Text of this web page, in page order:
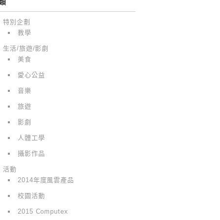
特別企劃
教學
生活/旅遊/影劇
美食
愛心公益
音樂
旅遊
影劇
人體工學
攝影作品
活動
2014年度風雲產品
校園活動
2015 Computex